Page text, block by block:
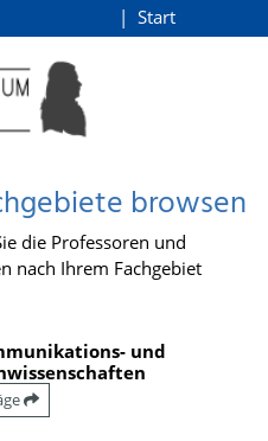
Start
browsen
die Professoren und
nach Ihrem Fachgebiet
und